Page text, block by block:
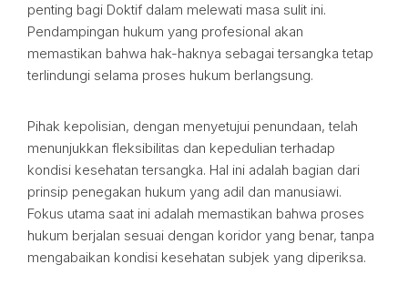
penting bagi Doktif dalam melewati masa sulit ini.
Pendampingan hukum yang profesional akan
memastikan bahwa hak-haknya sebagai tersangka tetap
terlindungi selama proses hukum berlangsung.
Pihak kepolisian, dengan menyetujui penundaan, telah
menunjukkan fleksibilitas dan kepedulian terhadap
kondisi kesehatan tersangka. Hal ini adalah bagian dari
prinsip penegakan hukum yang adil dan manusiawi.
Fokus utama saat ini adalah memastikan bahwa proses
hukum berjalan sesuai dengan koridor yang benar, tanpa
mengabaikan kondisi kesehatan subjek yang diperiksa.